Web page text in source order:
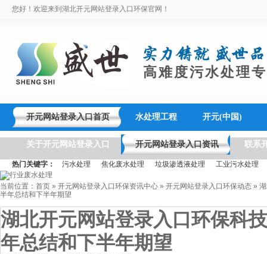
您好！欢迎来到湖北开元网站登录入口环保官网！
高难度污水处理
开元网站登录入口首页 水处理工程 开元(中国)
关于开元网站登录入口 开元网站登录入口资讯 联系
热门关键字： 污水处理 焦化废水处理 垃圾渗透液处理 工业污水处理
当前位置： 首页 » 开元网站登录入口环保资讯中心 » 开元网站登录入口环保动态 »
半年总结和下半年期望
湖北开元网站登录入口环保科
年总结和下半年期望